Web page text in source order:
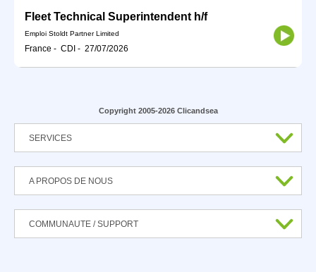
Fleet Technical Superintendent h/f
Emploi Stoldt Partner Limited
France - CDI - 27/07/2026
Copyright 2005-2026 Clicandsea
SERVICES
A PROPOS DE NOUS
COMMUNAUTE / SUPPORT